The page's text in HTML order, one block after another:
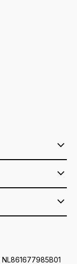
NL861677985B01